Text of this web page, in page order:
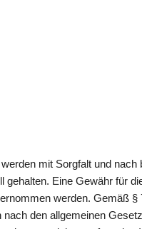
mit Sorgfalt und
Eine Gewähr für
werden. Gemäß
den allgemeinen